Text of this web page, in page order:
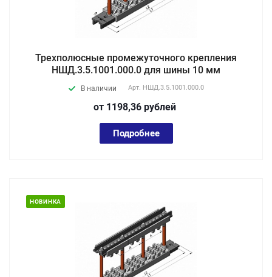
Трехполюсные промежуточного крепления
НШД.3.5.1001.000.0 для шины 10 мм
В наличии Арт. НШД.3.5.1001.000.0
от 1198,36 рублей
Подробнее
НОВИНКА